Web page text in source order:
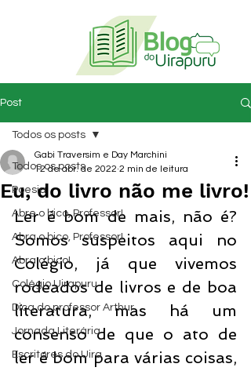
Post
Todos os posts
Poesia
Abre o bico, Professor!
Abra o bico, Professor!
Abra o bico!
Colégio Uirapuru
Dica do professor Arthur
Jornada Literária
Escritores do Uira
Todos os posts
Eu, do livro não me livro!
Gabi Traversim e Day Marchini
12 de abr. de 2022 2 min de leitura
Ler é bom de mais, não é?
Somos suspeitos aqui no
Colégio, já que vivemos
rodeados de livros e de boa
literatura, mas há um
consenso de que o ato de
ler é bom para várias coisas,